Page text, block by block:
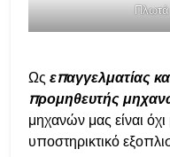
Πλωτά
Ως επαγγελματίας
προμηθευτής
μηχανών μας είναι
υποστηρικτικό